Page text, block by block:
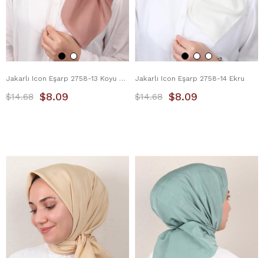
Jakarlı Icon Eşarp 2758-13 Koyu Pudra
$8.09
$14.68
Jakarlı Icon Eşarp 2758-14 Ekru
$8.09
$14.68